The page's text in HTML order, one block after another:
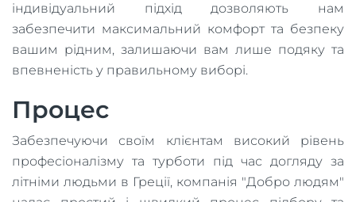
індивідуальний підхід дозволяють нам
забезпечити максимальний комфорт та безпеку
вашим рідним, залишаючи вам лише подяку та
впевненість у правильному виборі.
Процес
Забезпечуючи своїм клієнтам високий рівень
професіоналізму та турботи під час догляду за
літніми людьми в Греції, компанія "Добро людям"